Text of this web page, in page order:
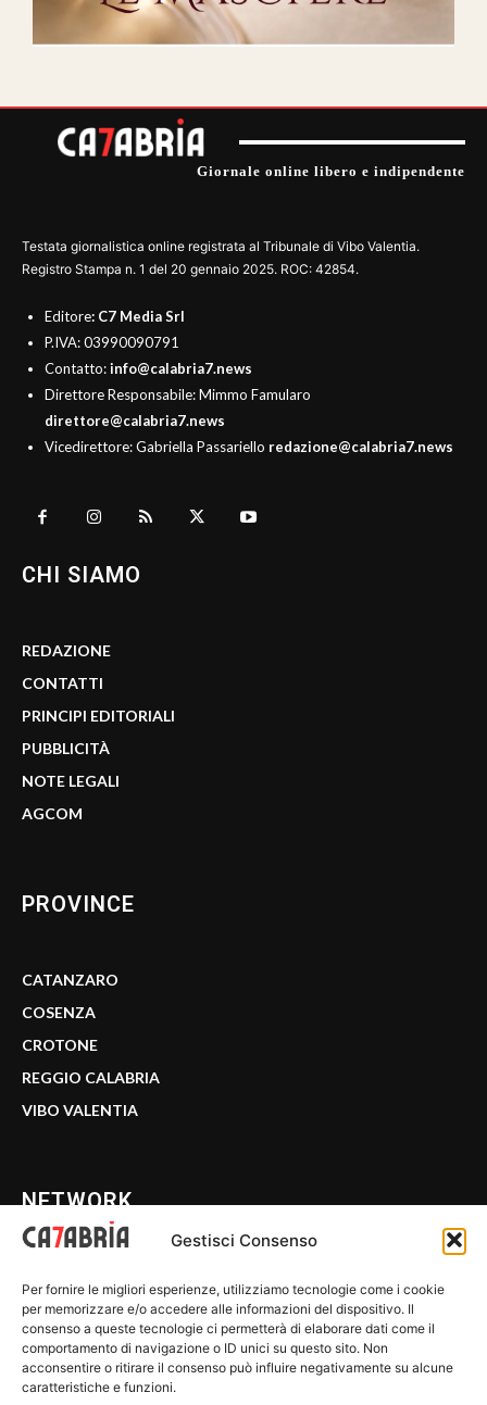
Gestisci Consenso
Per fornire le migliori esperienze, utilizziamo tecnologie come i cookie
per memorizzare e/o accedere alle informazioni del dispositivo. Il
consenso a queste tecnologie ci permetterà di elaborare dati come il
comportamento di navigazione o ID unici su questo sito. Non
acconsentire o ritirare il consenso può influire negativamente su alcune
caratteristiche e funzioni.
Giornale online libero e indipendente
Testata giornalistica online registrata al Tribunale di Vibo Valentia.
Registro Stampa n. 1 del 20 gennaio 2025. ROC: 42854.
Editore: C7 Media Srl
P.IVA: 03990090791
Contatto:info@calabria7.news
Direttore Responsabile: Mimmo Famularo
direttore@calabria7.news
Vicedirettore: Gabriella Passariello redazione@calabria7.news
CHI SIAMO
REDAZIONE
CONTATTI
PRINCIPI EDITORIALI
PUBBLICITÀ
NOTE LEGALI
AGCOM
PROVINCE
CATANZARO
COSENZA
CROTONE
REGGIO CALABRIA
VIBO VALENTIA
NETWORK
WE CALABRIA
C7 PLAY
MIX ZONE